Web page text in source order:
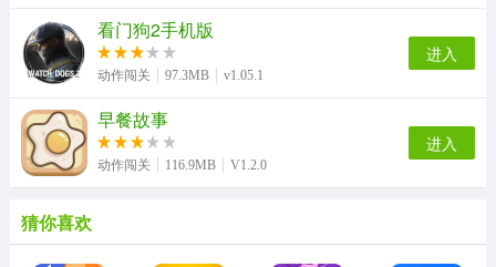
看门狗2手机版
动作闯关 97.3MB v1.05.1
进入
早餐故事
动作闯关 116.9MB V1.2.0
进入
猜你喜欢